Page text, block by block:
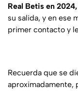
Real Betis en 2024,
su salida, y en ese
primer contacto y
Recuerda que se
aproximadamente,